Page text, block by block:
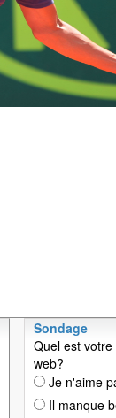
Sondage
Quel est
web?
Je n'aime
Il manque